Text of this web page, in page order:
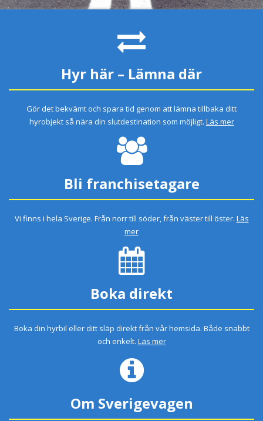
Hyr här – Lämna där
Gör det bekvämt och spara tid genom att lämna tillbaka ditt
hyrobjekt så nära din slutdestination som möjligt. Läs mer
Bli franchisetagare
Vi finns i hela Sverige. Från norr till söder, från väster till öster. Läs
mer
Boka direkt
Boka din hyrbil eller ditt släp direkt från vår hemsida. Både snabbt
och enkelt. Läs mer
Om Sverigevagen